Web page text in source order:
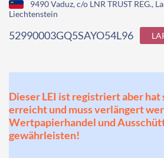
9490 Vaduz, c/o LNR TRUST REG.,
Liechtenstein
52990003GQ5SAYO54L96
Dieser LEI ist registriert aber
erreicht und muss verlängert
Wertpapierhandel und
gewährleisten!